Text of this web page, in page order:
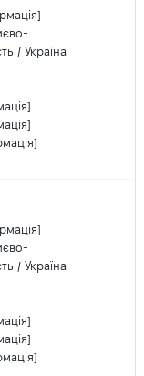
/ Україна
/ Україна